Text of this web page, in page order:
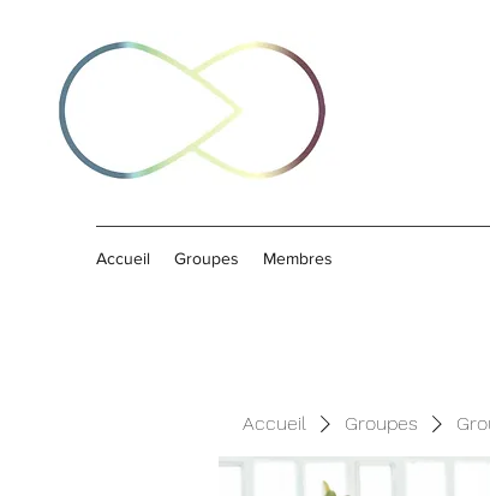
Accueil Groupes Membres
Accueil Groupes